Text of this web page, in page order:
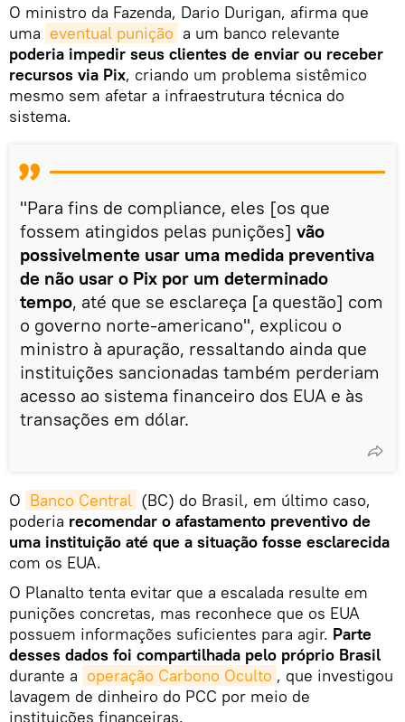
O ministro da Fazenda, Dario Durigan, afirma que
uma eventual punição a um banco relevante
poderia impedir seus clientes de enviar ou receber
recursos via Pix, criando um problema sistêmico
mesmo sem afetar a infraestrutura técnica do
sistema.
"Para fins de compliance, eles [os que
fossem atingidos pelas punições] vão
possivelmente usar uma medida preventiva
de não usar o Pix por um determinado
tempo, até que se esclareça [a questão] com
o governo norte-americano", explicou o
ministro à apuração, ressaltando ainda que
instituições sancionadas também perderiam
acesso ao sistema financeiro dos EUA e às
transações em dólar.
O Banco Central (BC) do Brasil, em último caso,
poderia recomendar o afastamento preventivo de
uma instituição até que a situação fosse esclarecida
com os EUA.
O Planalto tenta evitar que a escalada resulte em
punições concretas, mas reconhece que os EUA
possuem informações suficientes para agir. Parte
desses dados foi compartilhada pelo próprio Brasil
durante a operação Carbono Oculto , que investigou
lavagem de dinheiro do PCC por meio de
instituições financeiras.